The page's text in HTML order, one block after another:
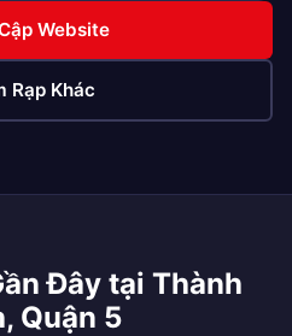
Website
Rạp Khác
Đây tại Thành
Quận 5